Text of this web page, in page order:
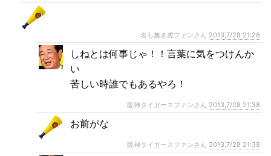
名も無き虎ファンさん 2013,7/28 21:28
しねとは何事じゃ！！言葉に気をつけんか
い
苦しい時誰でもあるやろ！
阪神タイガースファンさん 2013,7/28 21:38
お前がな
阪神タイガースファンさん 2013,7/28 21:38